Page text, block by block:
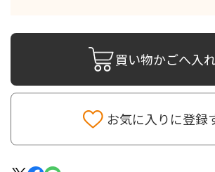
買い物かごへ入
お気に入りに登録